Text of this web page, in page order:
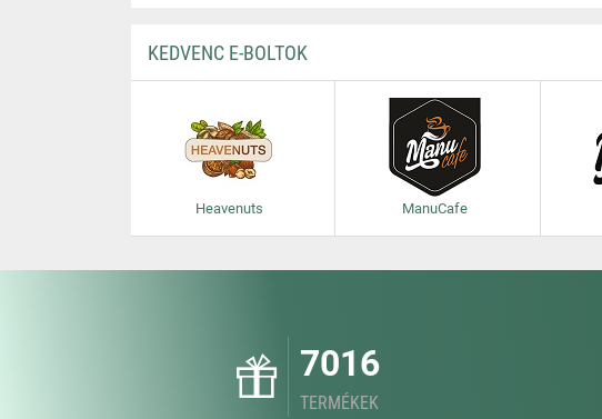
KEDVENC E-BOLTOK
Heavenuts ManuCafe
7016
TERMÉKEK